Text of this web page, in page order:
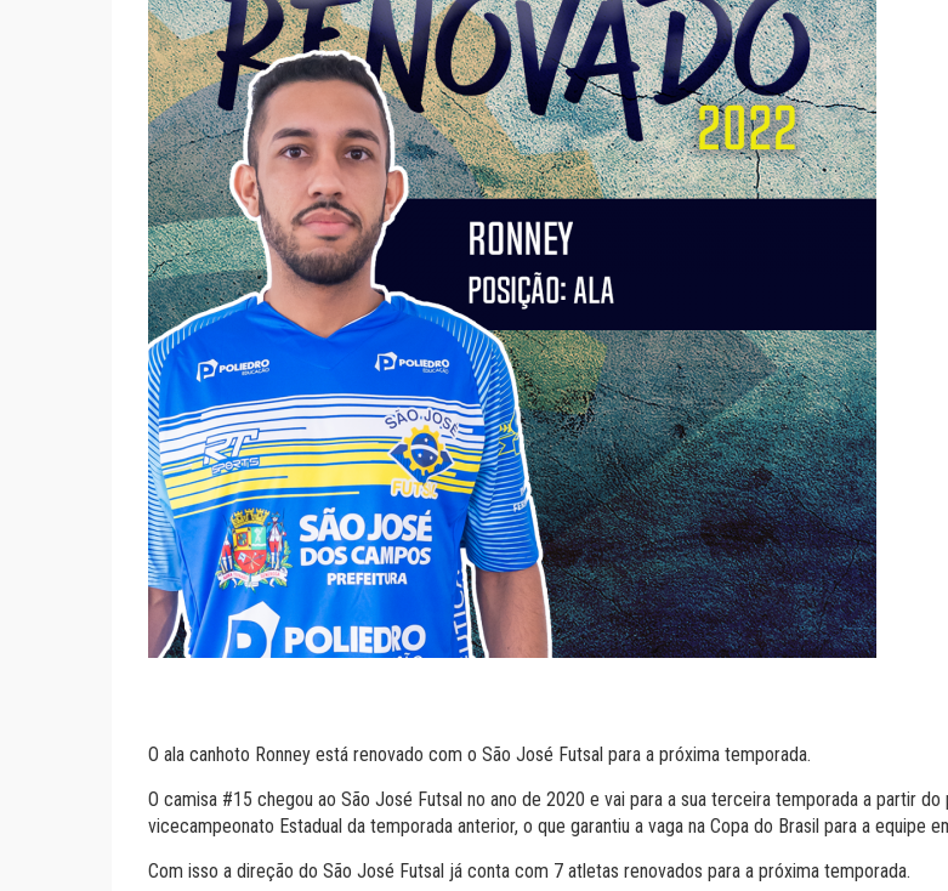
O ala canhoto Ronney está renovado com o São José Futsal para a próxima temporada.
O camisa #15 chegou ao São José Futsal no ano de 2020 e vai para a sua terceira temporada a partir
vicecampeonato Estadual da temporada anterior, o que garantiu a vaga na Copa do Brasil para a equipe
Com isso a direção do São José Futsal já conta com 7 atletas renovados para a próxima temporada.